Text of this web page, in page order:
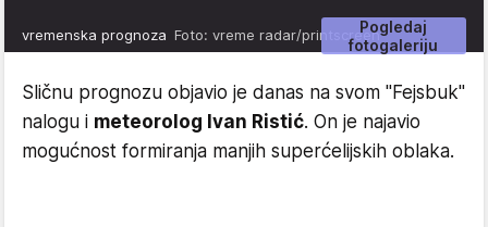
Pogledaj
fotogaleriju
vremenska prognoza Foto: vreme radar/printscreen
Sličnu prognozu objavio je danas na svom "Fejsbuk"
nalogu i meteorolog Ivan Ristić. On je najavio
mogućnost formiranja manjih superćelijskih oblaka.